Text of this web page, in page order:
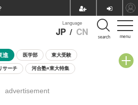
menu
Language
JP / CN search
進 医学部 東大受験
サーチ 河合塾×東大特集
開催学校説明会・相談会
advertisement